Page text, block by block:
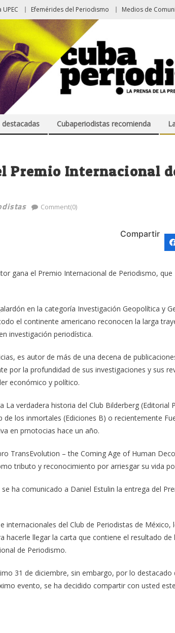
Efemérides del Periodismo Medios de
Cubaperiodistas recomienda
Premio Internacional
Comment(0)
Compartir
gana el Premio Internacional de Periodismo, que
en la categoría Investigación Geopolítica y
el continente americano reconocen la larga
investigación periodística.
es autor de más de una decena de
por la profundidad de sus investigaciones y sus
económico y político.
La verdadera historia del Club Bilderberg (Editorial
de los inmortales (Ediciones B) o recientemente
en prnotocias hace un año.
TransEvolution – the Coming Age of Human
tributo y reconocimiento por arriesgar su vida
ha comunicado a Daniel Estulin la entrega del
internacionales del Club de Periodistas de México,
llegar la carta que contiene el resultado de
de Periodismo.
31 de diciembre, sin embargo, por lo
evento, se ha decidido compartir con usted